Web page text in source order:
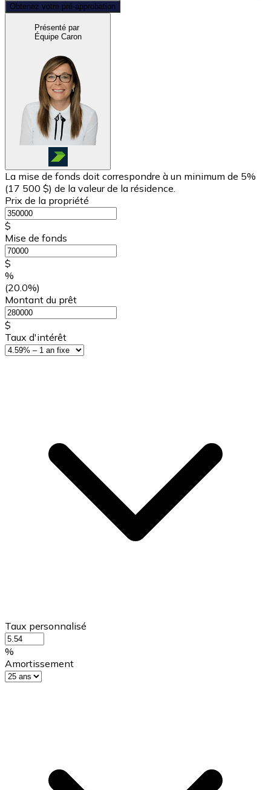
Obtenez votre pré-approbation
Présenté par
Équipe Caron
La mise de fonds doit correspondre à un minimum de 5%
(17 500 $) de la valeur de la résidence.
Prix de la propriété
$
Mise de fonds
$
%
(20.0%)
Montant du prêt
$
Taux d'intérêt
Taux personnalisé
%
Amortissement